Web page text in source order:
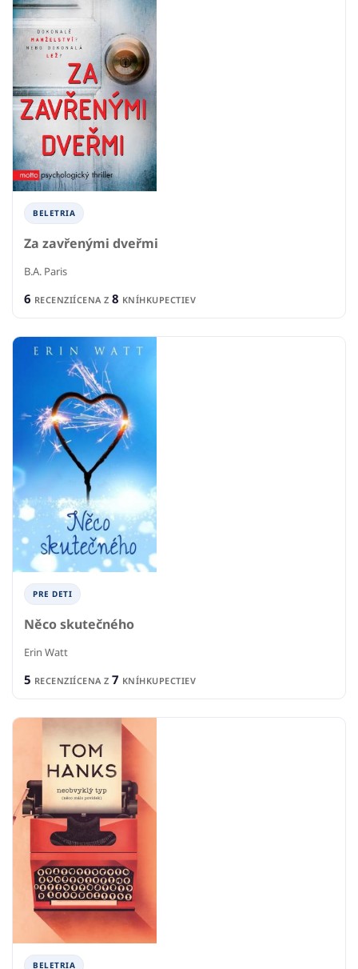
BELETRIA
Za zavřenými dveřmi
B.A. Paris
6 RECENZIÍCENA Z 8 KNÍHKUPECTIEV
PRE DETI
Něco skutečného
Erin Watt
5 RECENZIÍCENA Z 7 KNÍHKUPECTIEV
BELETRIA